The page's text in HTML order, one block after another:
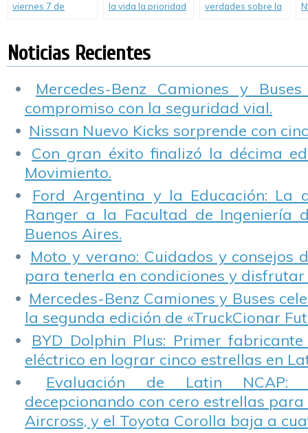
viernes 7 de
Seguridad Vial en
San Pedro
la vida la prioridad
verdades sobre la
Noticias Recientes
Mercedes-Benz Camiones y
compromiso con la seguridad vial.
Nissan Nuevo Kicks sorprende con
Con gran éxito finalizó la décima
Movimiento.
Ford Argentina y la Educación: La
Ranger a la Facultad de Ingeniería
Buenos Aires.
Moto y verano: Cuidados y consejos
para tenerla en condiciones y disfrutar
Mercedes-Benz Camiones y Buses
la segunda edición de «TruckCionar
BYD Dolphin Plus: Primer
eléctrico en lograr cinco estrellas en
Evaluación de Latin NCAP:
decepcionando con cero estrellas para
Aircross, y el Toyota Corolla baja a